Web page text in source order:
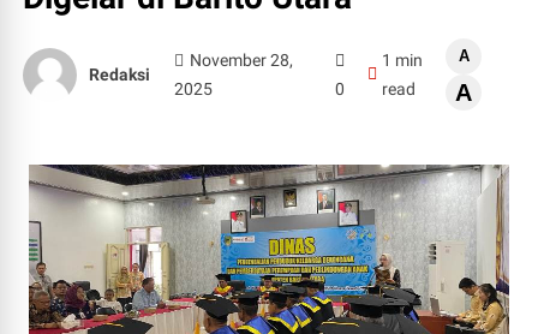
Redaksi
November 28,
2025
0
1 min
read
A
A